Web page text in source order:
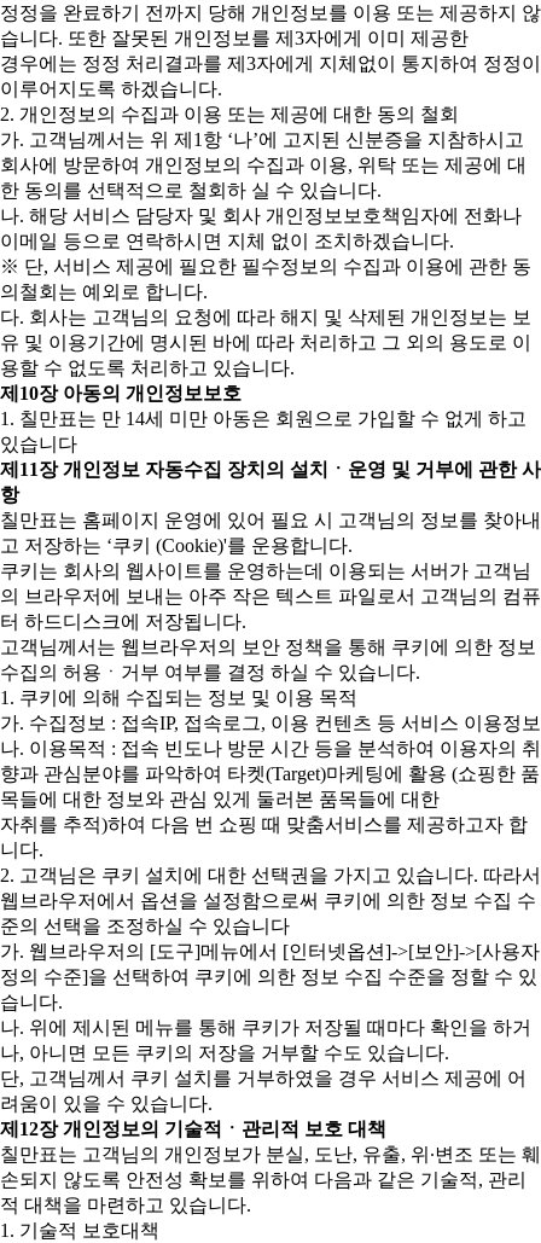
정정을 완료하기 전까지 당해 개인정보를 이용 또는 제공하지 않
습니다. 또한 잘못된 개인정보를 제3자에게 이미 제공한
경우에는 정정 처리결과를 제3자에게 지체없이 통지하여 정정이
이루어지도록 하겠습니다.
2. 개인정보의 수집과 이용 또는 제공에 대한 동의 철회
가. 고객님께서는 위 제1항 ‘나’에 고지된 신분증을 지참하시고
회사에 방문하여 개인정보의 수집과 이용, 위탁 또는 제공에 대
한 동의를 선택적으로 철회하 실 수 있습니다.
나. 해당 서비스 담당자 및 회사 개인정보보호책임자에 전화나
이메일 등으로 연락하시면 지체 없이 조치하겠습니다.
※ 단, 서비스 제공에 필요한 필수정보의 수집과 이용에 관한 동
의철회는 예외로 합니다.
다. 회사는 고객님의 요청에 따라 해지 및 삭제된 개인정보는 보
유 및 이용기간에 명시된 바에 따라 처리하고 그 외의 용도로 이
용할 수 없도록 처리하고 있습니다.
제10장 아동의 개인정보보호
1. 칠만표는 만 14세 미만 아동은 회원으로 가입할 수 없게 하고
있습니다
제11장 개인정보 자동수집 장치의 설치ㆍ운영 및 거부에 관한 사
항
칠만표는 홈페이지 운영에 있어 필요 시 고객님의 정보를 찾아내
고 저장하는 ‘쿠키 (Cookie)'를 운용합니다.
쿠키는 회사의 웹사이트를 운영하는데 이용되는 서버가 고객님
의 브라우저에 보내는 아주 작은 텍스트 파일로서 고객님의 컴퓨
터 하드디스크에 저장됩니다.
고객님께서는 웹브라우저의 보안 정책을 통해 쿠키에 의한 정보
수집의 허용ㆍ거부 여부를 결정 하실 수 있습니다.
1. 쿠키에 의해 수집되는 정보 및 이용 목적
가. 수집정보 : 접속IP, 접속로그, 이용 컨텐츠 등 서비스 이용정보
나. 이용목적 : 접속 빈도나 방문 시간 등을 분석하여 이용자의 취
향과 관심분야를 파악하여 타켓(Target)마케팅에 활용 (쇼핑한 품
목들에 대한 정보와 관심 있게 둘러본 품목들에 대한
자취를 추적)하여 다음 번 쇼핑 때 맞춤서비스를 제공하고자 합
니다.
2. 고객님은 쿠키 설치에 대한 선택권을 가지고 있습니다. 따라서
웹브라우저에서 옵션을 설정함으로써 쿠키에 의한 정보 수집 수
준의 선택을 조정하실 수 있습니다
가. 웹브라우저의 [도구]메뉴에서 [인터넷옵션]->[보안]->[사용자
정의 수준]을 선택하여 쿠키에 의한 정보 수집 수준을 정할 수 있
습니다.
나. 위에 제시된 메뉴를 통해 쿠키가 저장될 때마다 확인을 하거
나, 아니면 모든 쿠키의 저장을 거부할 수도 있습니다.
단, 고객님께서 쿠키 설치를 거부하였을 경우 서비스 제공에 어
려움이 있을 수 있습니다.
제12장 개인정보의 기술적ㆍ관리적 보호 대책
칠만표는 고객님의 개인정보가 분실, 도난, 유출, 위∙변조 또는 훼
손되지 않도록 안전성 확보를 위하여 다음과 같은 기술적, 관리
적 대책을 마련하고 있습니다.
1. 기술적 보호대책